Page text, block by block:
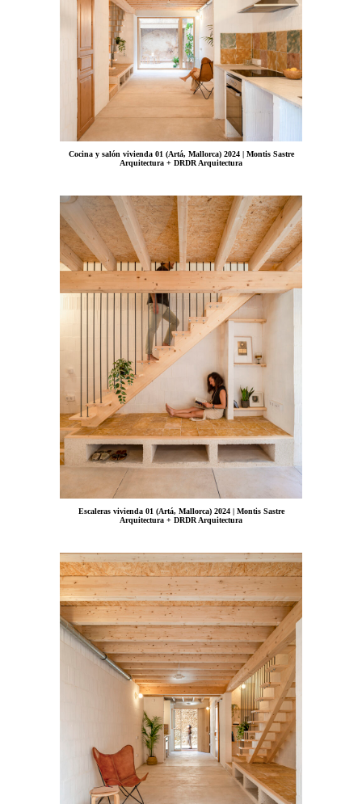
Cocina y salón vivienda 01 (Artá, Mallorca) 2024 | Montis Sastre
Arquitectura + DRDR Arquitectura
Escaleras vivienda 01 (Artá, Mallorca) 2024 | Montis Sastre
Arquitectura + DRDR Arquitectura